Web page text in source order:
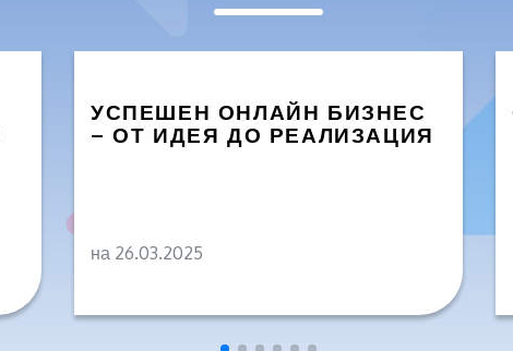
УСПЕШЕН ОНЛАЙН БИЗНЕС
– ОТ ИДЕЯ ДО РЕАЛИЗАЦИЯ
на 26.03.2025